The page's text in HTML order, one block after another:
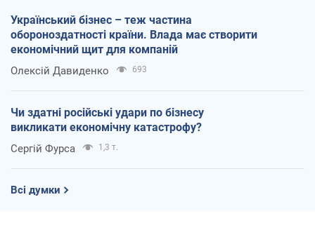
Український бізнес – теж частина
обороноздатності країни. Влада має створити
економічний щит для компаній
Олексій Давиденко 693
Чи здатні російські удари по бізнесу
викликати економічну катастрофу?
Сергій Фурса 1,3 т.
Всі думки